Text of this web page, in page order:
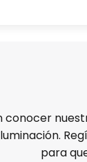
conocer
para